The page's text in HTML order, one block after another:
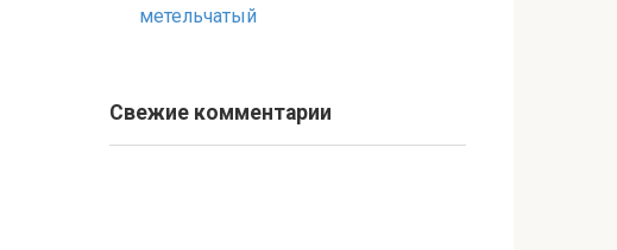
метельчатый
Свежие комментарии